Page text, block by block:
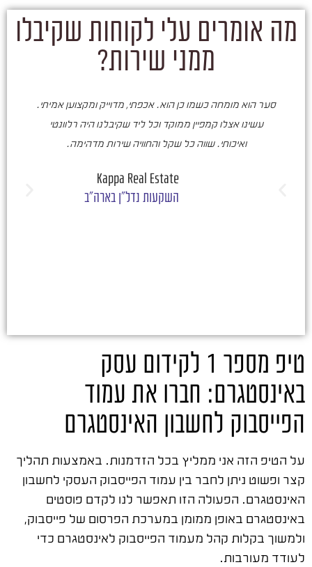
מה אומרים עלי לקוחות שקיבלו
ממני שירות?
סער הוא מומחה כשמו כן הוא. אכפתי, מדוייק ומקצוען אמיתי.
עשינו אצלו קמפיין ממוקד וכל ליד שקיבלנו היה רלוונטי
ואיכותי. שווה כל שקל והחוויה שירות מדהימה.
Kappa Real Estate
השקעות נדל"ן בארה"ב
טיפ מספר 1 לקידום עסק
באינסטגרם: חברו את עמוד
הפייסבוק לחשבון האינסטגרם
על הטיפ הזה אני ממליץ בכל הזדמנות. באמצעות תהליך
קצר ופשוט ניתן לחבר בין עמוד הפייסבוק העסקי לחשבון
האינסטגרם. הפעולה הזו תאפשר לנו לקדם פוסטים
באינסטגרם באופן ממומן במערכת הפרסום של פייסבוק,
ולמשוך בקלות קהל מעמוד הפייסבוק לאינסטגרם כדי
לעודד מעורבות.